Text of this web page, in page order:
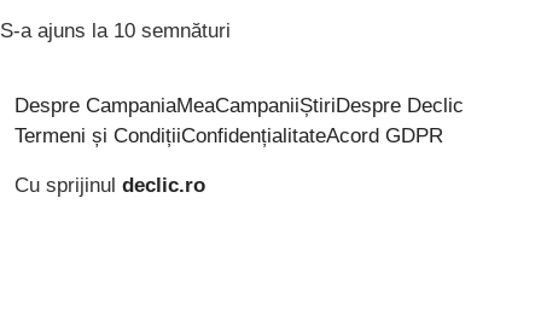
S-a ajuns la 10 semnături
Despre CampaniaMeaCampaniiȘtiriDespre Declic
Termeni și CondițiiConfidențialitateAcord GDPR
Cu sprijinul declic.ro